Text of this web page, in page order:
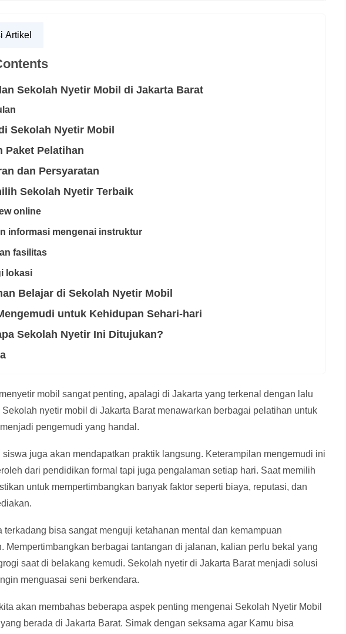
Artikel
Sekolah Nyetir Mobil di Jakarta Barat
Sekolah Nyetir Mobil
Paket Pelatihan
dan Persyaratan
Sekolah Nyetir Terbaik
online
informasi mengenai instruktur
fasilitas
lokasi
Belajar di Sekolah Nyetir Mobil
untuk Kehidupan Sehari-hari
Sekolah Nyetir Ini Ditujukan?
mobil sangat penting, apalagi di Jakarta yang terkenal dengan lalu
Sekolah nyetir mobil di Jakarta Barat menawarkan berbagai pelatihan untuk
pengemudi yang handal.
siswa juga akan mendapatkan praktik langsung. Keterampilan mengemudi ini
dari pendidikan formal tapi juga pengalaman setiap hari. Saat memilih
untuk mempertimbangkan banyak faktor seperti biaya, reputasi, dan
terkadang bisa sangat menguji ketahanan mental dan kemampuan
Mempertimbangkan berbagai tantangan di jalanan, kalian perlu bekal yang
saat di belakang kemudi. Sekolah nyetir di Jakarta Barat menjadi solusi
menguasai seni berkendara.
akan membahas beberapa aspek penting mengenai Sekolah Nyetir Mobil
berada di Jakarta Barat. Simak dengan seksama agar Kamu bisa